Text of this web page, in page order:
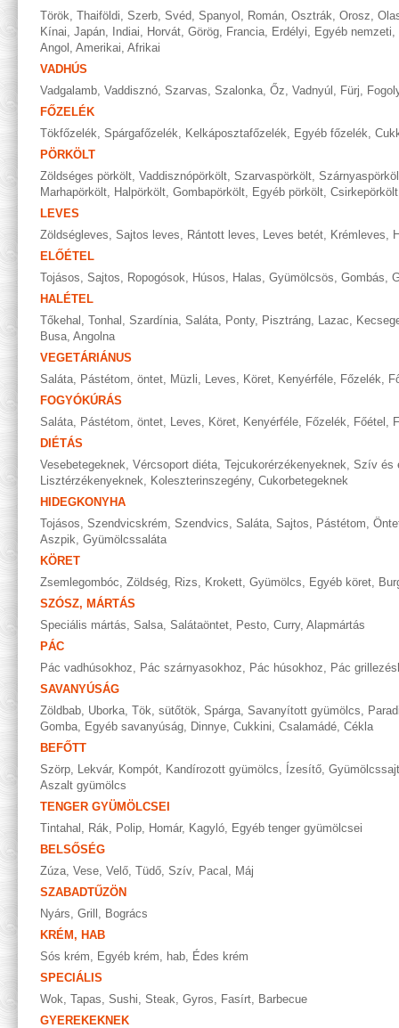
Török, Thaiföldi, Szerb, Svéd, Spanyol , Román, Osztrák, Orosz,
Kínai, Japán, Indiai, Horvát, Görög, Francia, Erdélyi, Egyéb nemzeti,
Angol , Amerikai, Afrikai
VADHÚS
Vadgalamb, Vaddisznó, Szarvas, Szalonka, Őz, Vadnyúl , Fürj,
FŐZELÉK
Tökfőzelék, Spárgafőzelék, Kelkáposztafőzelék, Egyéb főzelék,
PÖRKÖLT
Zöldséges pörkölt, Vaddisznópörkölt, Szarvaspörkölt,
Marhapörkölt, Halpörkölt, Gombapörkölt, Egyéb pörkölt, Csirkepörkölt
LEVES
Zöldségleves, Sajtos leves, Rántott leves, Leves betét, Krémleves,
ELŐÉTEL
Tojásos, Sajtos, Ropogósok, Húsos, Halas, Gyümölcsös, Gombás,
HALÉTEL
Tőkehal , Tonhal , Szardínia, Saláta, Ponty, Pisztráng, Lazac,
Busa, Angolna
VEGETÁRIÁNUS
Saláta, Pástétom, öntet, Müzli, Leves, Köret, Kenyérféle, Főzelék,
FOGYÓKÚRÁS
Saláta, Pástétom, öntet, Leves, Köret, Kenyérféle, Főzelék, Főétel ,
DIÉTÁS
Vesebetegeknek, Vércsoport diéta, Tejcukorérzékenyeknek, Szív és
Lisztérzékenyeknek, Koleszterinszegény, Cukorbetegeknek
HIDEGKONYHA
Tojásos, Szendvicskrém, Szendvics, Saláta, Sajtos, Pástétom,
Aszpik, Gyümölcssaláta
KÖRET
Zsemlegombóc, Zöldség, Rizs, Krokett, Gyümölcs, Egyéb köret,
SZÓSZ, MÁRTÁS
Speciális mártás, Salsa, Salátaöntet, Pesto, Curry, Alapmártás
PÁC
Pác vadhúsokhoz, Pác szárnyasokhoz, Pác húsokhoz, Pác
SAVANYÚSÁG
Zöldbab, Uborka, Tök, sütőtök, Spárga, Savanyított gyümölcs,
Gomba, Egyéb savanyúság, Dinnye, Cukkini, Csalamádé, Cékla
BEFŐTT
Szörp, Lekvár, Kompót, Kandírozott gyümölcs, Ízesítő, Gyümölcssajt
Aszalt gyümölcs
TENGER GYÜMÖLCSEI
Tintahal , Rák, Polip, Homár, Kagyló, Egyéb tenger gyümölcsei
BELSŐSÉG
Zúza, Vese, Velő, Tüdő, Szív, Pacal , Máj
SZABADTŰZÖN
Nyárs, Grill , Bogrács
KRÉM, HAB
Sós krém, Egyéb krém, hab, Édes krém
SPECIÁLIS
Wok, Tapas, Sushi, Steak, Gyros, Fasírt, Barbecue
GYEREKEKNEK